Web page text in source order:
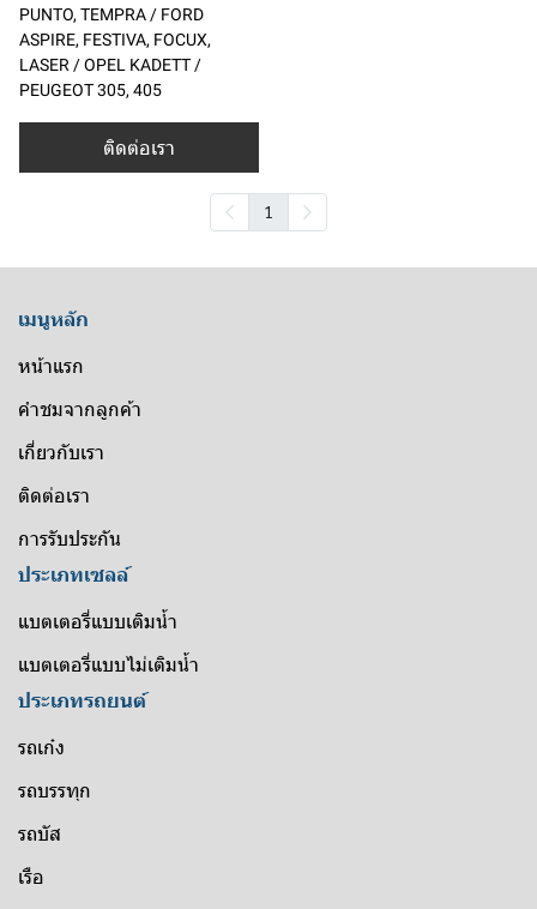
PUNTO, TEMPRA / FORD
ASPIRE, FESTIVA, FOCUX,
LASER / OPEL KADETT /
PEUGEOT 305, 405
ติดต่อเรา
1
เมนูหลัก
หน้าแรก
คำชมจากลูกค้า
เกี่ยวกับเรา
ติดต่อเรา
การรับประกัน
ประเภทเซลล์
แบตเตอรี่แบบเติมน้ำ
แบตเตอรี่แบบไม่เติมน้ำ
ประเภทรถยนต์
รถเก๋ง
รถบรรทุก
รถบัส
เรือ